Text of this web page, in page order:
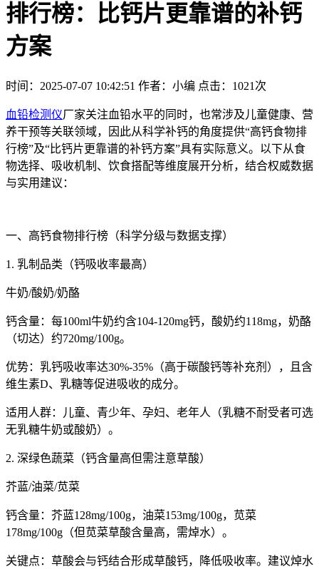
排行榜：比钙片更靠谱的补钙
方案
时间：2025-07-07 10:42:51 作者：小编 点击： 1021次
血铅检测仪厂家关注血铅水平的同时，也常涉及儿童健康、营
养干预等关联领域，因此从科学补钙的角度提供“高钙食物排
行榜”及“比钙片更靠谱的补钙方案”具有实际意义。以下从食
物选择、吸收机制、饮食搭配等维度展开分析，结合权威数据
与实用建议：
一、高钙食物排行榜（科学分级与数据支撑）
1. 乳制品类（钙吸收率最高）
牛奶/酸奶/奶酪
钙含量：每100ml牛奶约含104-120mg钙，酸奶约118mg，奶酪
（切达）约720mg/100g。
优势：乳钙吸收率达30%-35%（高于碳酸钙等补充剂），且含
维生素D、乳糖等促进吸收的成分。
适用人群：儿童、青少年、孕妇、老年人（乳糖不耐受者可选
无乳糖牛奶或酸奶）。
2. 深绿色蔬菜（钙含量高但需注意草酸）
芥蓝/油菜/苋菜
钙含量：芥蓝128mg/100g，油菜153mg/100g，苋菜
178mg/100g（但苋菜草酸含量高，需焯水）。
关键点：草酸会与钙结合形成草酸钙，降低吸收率。建议焯水